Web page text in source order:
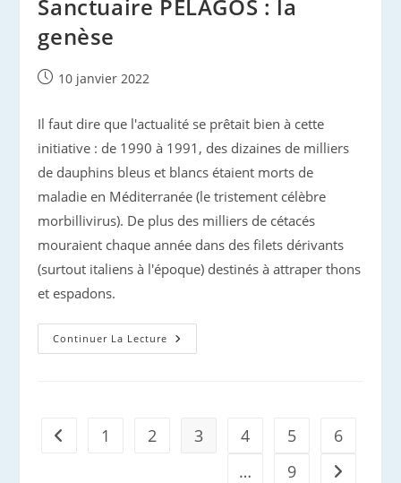
Naturel
Sanctuaire PELAGOS : la
genèse
Publication
10 janvier 2022
Il faut dire que l'actualité se prêtait bien à cette
initiative : de 1990 à 1991, des dizaines de milliers
de dauphins bleus et blancs étaient morts de
maladie en Méditerranée (le tristement célèbre
morbillivirus). De plus des milliers de cétacés
mouraient chaque année dans des filets dérivants
(surtout italiens à l'époque) destinés à attraper thons
et espadons.
Continuer La Lecture Sanctuaire
PELAGOS
Go to the previous page
1 2 3 4 5
6
…
9 Aller à la